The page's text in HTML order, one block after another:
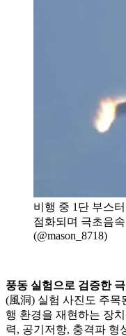
비행 중 1단 부스
점화되며 극초음
(@mason_8718)
풍동 실험으로 검증한
(風洞) 실험 사진도 주목
행 환경을 재현하는 장
력, 공기저항, 충격파 형